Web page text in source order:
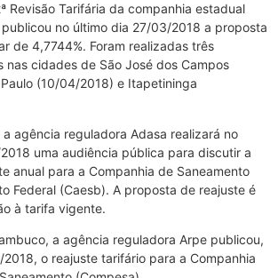
Revisão Tarifária da companhia estadual
no último dia 27/03/2018 a proposta
de 4,7744%. Foram realizadas três
nas cidades de São José dos Campos
(10/04/2018) e Itapetininga
agência reguladora Adasa realizará no
uma audiência pública para discutir a
anual para a Companhia de Saneamento
Federal (Caesb). A proposta de reajuste é
à tarifa vigente.
a agência reguladora Arpe publicou,
o reajuste tarifário para a Companhia